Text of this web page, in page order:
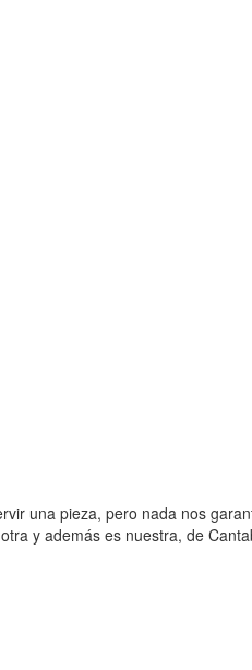
una pieza, pero nada nos
y además es nuestra, de